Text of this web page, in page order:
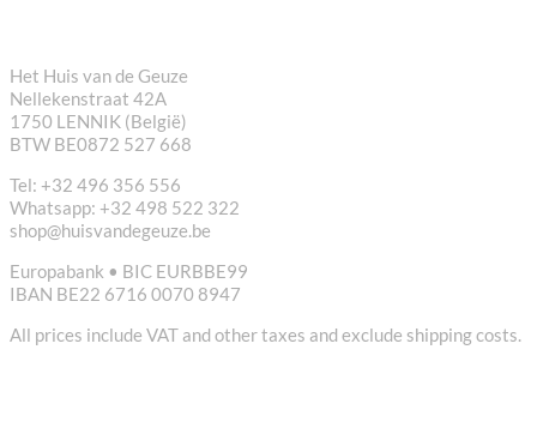
Het Huis van de Geuze
Nellekenstraat 42A
1750 LENNIK (België)
BTW BE0872 527 668
Tel: +32 496 356 556
Whatsapp: +32 498 522 322
shop@huisvandegeuze.be
Europabank • BIC EURBBE99
IBAN BE22 6716 0070 8947
All prices include VAT and other taxes and exclude shipping costs.